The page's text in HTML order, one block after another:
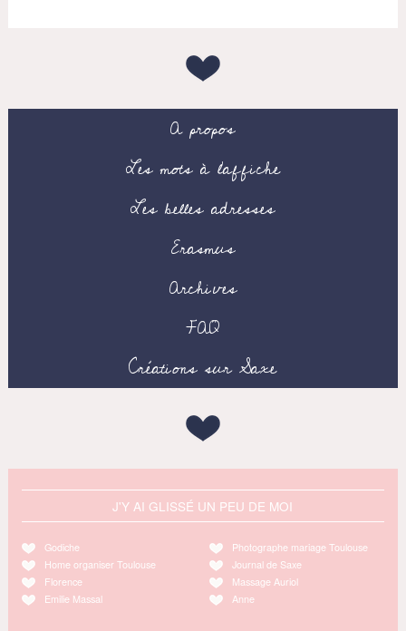
A propos
Les mots à l’affiche
Les belles adresses
Erasmus
Archives
FAQ
Créations sur Saxe
J'Y AI GLISSÉ UN PEU DE MOI
Godiche
Home organiser Toulouse
Florence
Emilie Massal
Photographe mariage Toulouse
Journal de Saxe
Massage Auriol
Anne